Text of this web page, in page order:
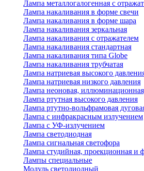
Лампа металлогалогенная с
Лампа накаливания в форме свечи
Лампа накаливания в форме шара
Лампа накаливания зеркальная
Лампа накаливания с отражателем
Лампа накаливания стандартная
Лампа накаливания типа Globe
Лампа накаливания трубчатая
Лампа натриевая высокого
Лампа натриевая низкого давления
Лампа неоновая,
Лампа ртутная высокого давления
Лампа ртутно-вольфрамовая
Лампа с инфракрасным излучением
Лампа с УФ-излучением
Лампа светодиодная
Лампа сигнальная светофора
Лампа студийная, проекционная и
Лампы специальные
Модуль светодиодный